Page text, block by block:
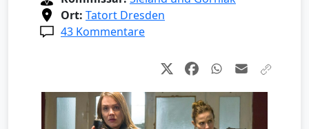
Ort: Tatort Dresden
43 Kommentare